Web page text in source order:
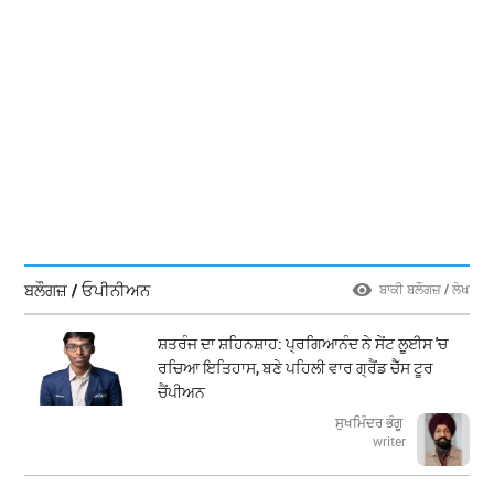
ਬਲੌਗਜ਼ / ਓਪੀਨੀਅਨ ਬਾਕੀ ਬਲੌਗਜ਼ / ਲੇਖ
ਸ਼ਤਰੰਜ ਦਾ ਸ਼ਹਿਨਸ਼ਾਹ: ਪ੍ਰਗਿਆਨੰਦ ਨੇ ਸੇਂਟ ਲੂਈਸ 'ਚ
ਰਚਿਆ ਇਤਿਹਾਸ, ਬਣੇ ਪਹਿਲੀ ਵਾਰ ਗ੍ਰੈਂਡ ਚੈੱਸ ਟੂਰ
ਚੈਂਪੀਅਨ
ਸੁਖਮਿੰਦਰ ਭੰਗੂ
writer